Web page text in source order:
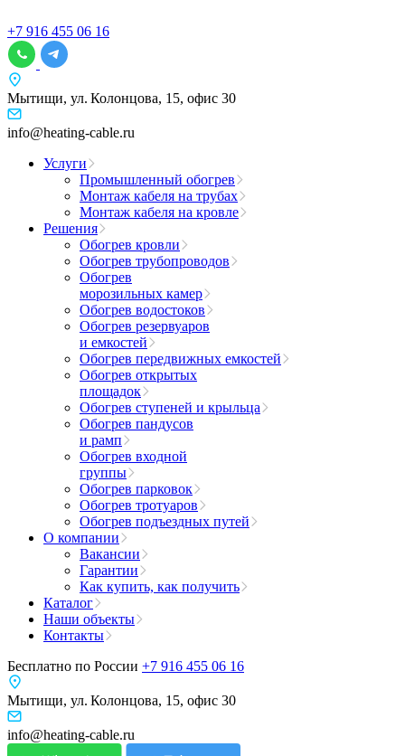
+7 916 455 06 16
Мытищи, ул. Колонцова, 15, офис 30
info@heating-cable.ru
Услуги
Промышленный обогрев
Монтаж кабеля на трубах
Монтаж кабеля на кровле
Решения
Обогрев кровли
Обогрев трубопроводов
Обогрев
морозильных камер
Обогрев водостоков
Обогрев резервуаров
и емкостей
Обогрев передвижных емкостей
Обогрев открытых
площадок
Обогрев ступеней и крыльца
Обогрев пандусов
и рамп
Обогрев входной
группы
Обогрев парковок
Обогрев тротуаров
Обогрев подъездных путей
О компании
Вакансии
Гарантии
Как купить, как получить
Каталог
Наши объекты
Контакты
Бесплатно по России +7 916 455 06 16
Мытищи, ул. Колонцова, 15, офис 30
info@heating-cable.ru